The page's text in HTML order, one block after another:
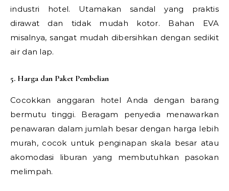
industri hotel. Utamakan sandal yang praktis
dirawat dan tidak mudah kotor. Bahan EVA
misalnya, sangat mudah dibersihkan dengan sedikit
air dan lap.
5. Harga dan Paket Pembelian
Cocokkan anggaran hotel Anda dengan barang
bermutu tinggi. Beragam penyedia menawarkan
penawaran dalam jumlah besar dengan harga lebih
murah, cocok untuk penginapan skala besar atau
akomodasi liburan yang membutuhkan pasokan
melimpah.